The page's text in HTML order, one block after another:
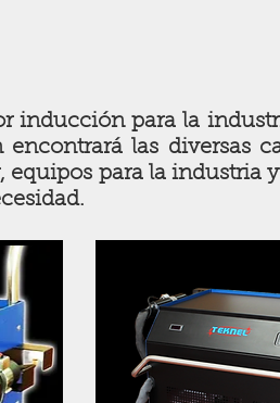
inducción para la
las diversas
para la industria